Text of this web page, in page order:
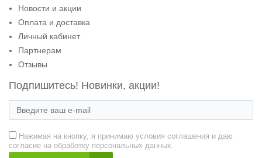
Новости и акции
Оплата и доставка
Личный кабинет
Партнерам
Отзывы
Подпишитесь! Новинки, акции!
Нажимая на кнопку, я принимаю условия соглашения и даю
согласие на обработку персональных данных.